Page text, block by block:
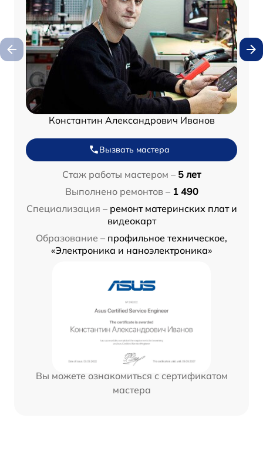
Константин Александрович Иванов
Вызвать мастера
Стаж работы мастером – 5 лет
Выполнено ремонтов – 1 490
Специализация – ремонт материнских плат и
видеокарт
Образование – профильное техническое,
«Электроника и наноэлектроника»
Вы можете ознакомиться с сертификатом
мастера